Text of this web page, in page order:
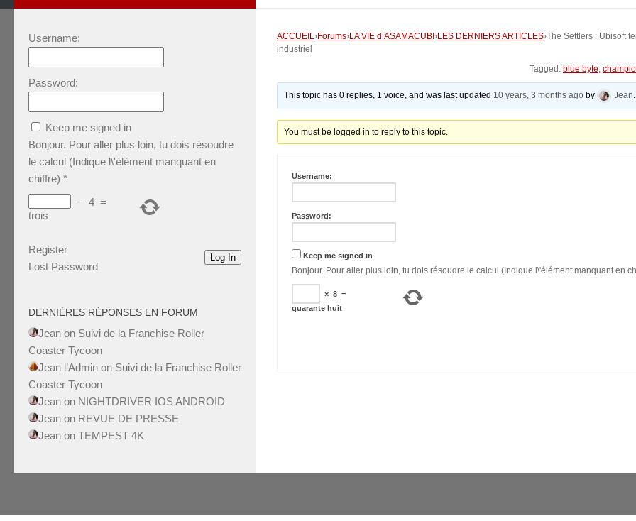
ACCUEIL›Forums›LA VIE d’ASAMACUBI ›LES DERNIERS ARTICLES›The Settlers : Ubisoft
industriel
Tagged: blue byte,
This topic has 0 replies, 1 voice, and was last updated 10 years, 3 months ago by Jean.
You must be logged in to reply to this topic.
Username:
Password:
Keep me signed in
Bonjour. Pour aller plus loin, tu dois résoudre le calcul (Indique l\'élément manquant en
× 8 =
quarante huit
Username:
Password:
Keep me signed in
Bonjour. Pour aller plus loin, tu dois résoudre
le calcul (Indique l\'élément manquant en
chiffre) *
− 4 =
trois
Log In
Register
Lost Password
DERNIÈRES RÉPONSES EN FORUM
Jean on Suivi de la Franchise Roller
Coaster Tycoon
Jean l’Admin on Suivi de la Franchise Roller
Coaster Tycoon
Jean on NIGHTDRIVER IOS ANDROID
Jean on REVUE DE PRESSE
Jean on TEMPEST 4K